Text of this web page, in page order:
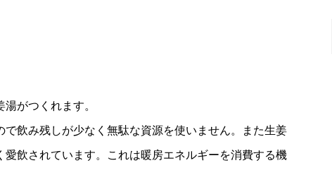
がつくれます。
飲み残しが少なく無駄な資源を使いません。また生姜
飲されています。これは暖房エネルギーを消費する機